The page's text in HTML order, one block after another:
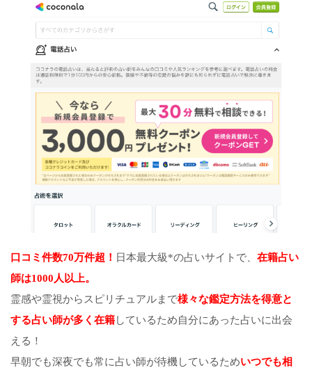
口コミ件数70万件超！ 日本最大級*の占いサイトで、 在籍占い
師は1000人以上。
霊感や霊視からスピリチュアルまで様々な鑑定方法を得意と
する占い師が多く在籍しているため自分にあった占いに出会
える！
早朝でも深夜でも常に占い師が待機しているためいつでも相